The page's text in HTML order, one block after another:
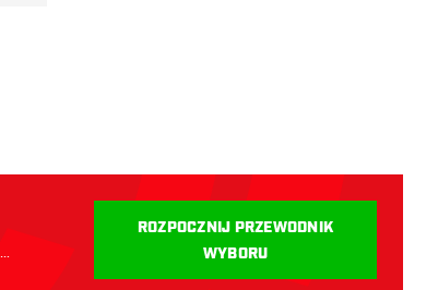
ROZPOCZNIJ PRZEWODNIK
WYBORU